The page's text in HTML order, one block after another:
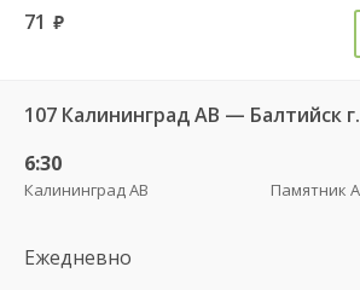
71 руб.
107 Калининград АВ — Балтийск г.
6:30
Калининград АВ
Ежедневно